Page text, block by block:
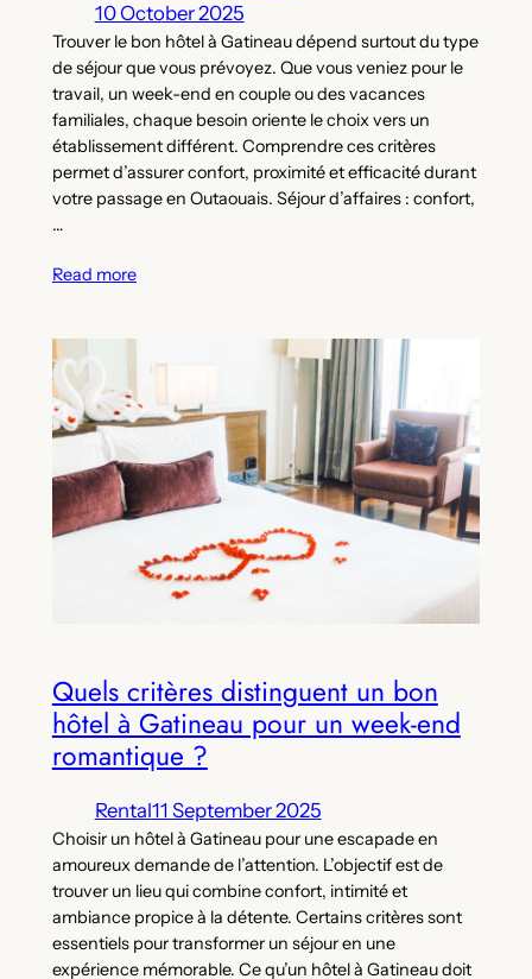
10 October 2025
Trouver le bon hôtel à Gatineau dépend surtout du type
de séjour que vous prévoyez. Que vous veniez pour le
travail, un week-end en couple ou des vacances
familiales, chaque besoin oriente le choix vers un
établissement différent. Comprendre ces critères
permet d’assurer confort, proximité et efficacité durant
votre passage en Outaouais. Séjour d’affaires : confort,
…
Read more
Quels critères distinguent un bon
hôtel à Gatineau pour un week-end
romantique ?
Rental11 September 2025
Choisir un hôtel à Gatineau pour une escapade en
amoureux demande de l’attention. L’objectif est de
trouver un lieu qui combine confort, intimité et
ambiance propice à la détente. Certains critères sont
essentiels pour transformer un séjour en une
expérience mémorable. Ce qu’un hôtel à Gatineau doit